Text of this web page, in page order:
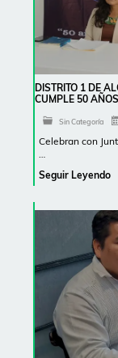
DISTRITO 1 DE
CUMPLE 50 AÑOS
Sin Categoría
Celebran con
Seguir Leyendo